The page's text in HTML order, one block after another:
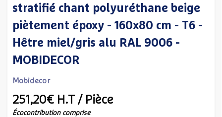
stratifié chant polyuréthane beige
piètement époxy - 160x80 cm - T6 -
Hêtre miel/gris alu RAL 9006 -
MOBIDECOR
Mobidecor
251,20€ H.T / Pièce
Écocontribution comprise